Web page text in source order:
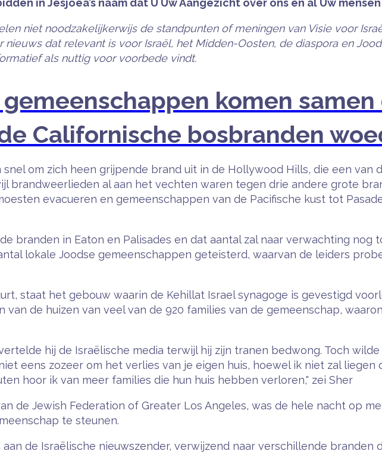
in Jesjoea’s naam dat U Uw Aangezicht over ons en al Uw
niet noodzakelijkerwijs de standpunten of meningen van Visie voor
dat relevant is voor Israël, het Midden-Oosten, de diaspora en
als nuttig voor voorbede vindt.
komen
Californische bosbranden
om zich heen grijpende brand uit in de Hollywood Hills, die een van
brandweerlieden al aan het vechten waren tegen drie andere grote
evacueren en gemeenschappen van de Pacifische kust tot
branden in Eaton en Palisades en dat aantal zal naar verwachting nog
lokale Joodse gemeenschappen geteisterd, waarvan de leiders
staat het gebouw waarin de Kehillat Israel synagoge is gevestigd
de huizen van veel van de 920 families van de gemeenschap,
hij de Israëlische media terwijl hij zijn tranen bedwong. Toch
eens zozeer om het verlies van je eigen huis, hoewel ik niet zal liegen
hoor ik van meer families die hun huis hebben verloren," zei Sher
de Jewish Federation of Greater Los Angeles, was de hele nacht op
te steunen.
de Israëlische nieuwszender, verwijzend naar verschillende branden